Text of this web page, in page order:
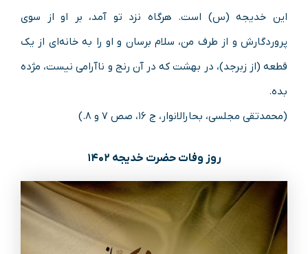
این خدیجه (س) است. هرگاه نزد تو آمد، بر او از سوی
پروردگارش و از طرف من، سلام برسان و او را به خانه‌ای از یک
قطعه (از زبرجد)، در بهشت که در آن رنج و ناآرامی نیست، مژده
بده.
(محمدتقی مجلسی، بحارالانوار، ج ۱۶، صص ۷ و ۸.)
روز وفات حضرت خدیجه ۱۴۰۲